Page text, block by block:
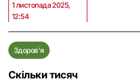
1 листопада 2025,
12:54
Здоров'я
Скільки тисяч